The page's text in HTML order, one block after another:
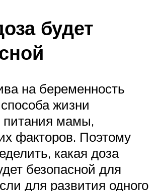
будет
на беременность
жизни
питания мамы,
факторов. Поэтому
какая доза
безопасной для
для развития одного